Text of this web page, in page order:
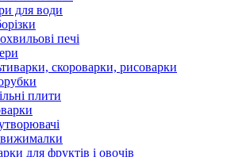
для води
печі
скороварки, рисоварки
плити
для фруктів і овочів